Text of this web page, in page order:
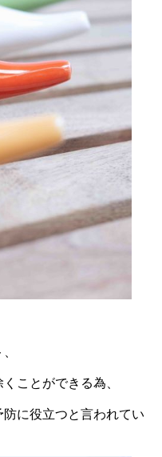
ことができる為、
に役立つと言われてい